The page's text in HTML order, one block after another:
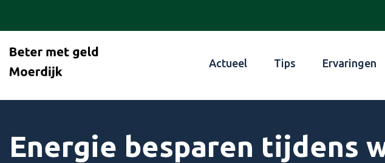
Actueel Tips Ervaringen
Energie besparen tijdens